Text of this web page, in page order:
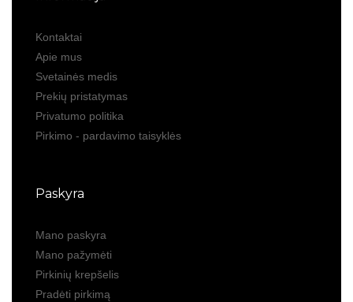
Kontaktai
Apie mus
Svetainės medis
Prekių pristatymas
Privatumo politika
Pirkimo - pardavimo taisyklės
Paskyra
Mano paskyra
Mano pažymėti
Pirkinių krepšelis
Pradėti pirkimą